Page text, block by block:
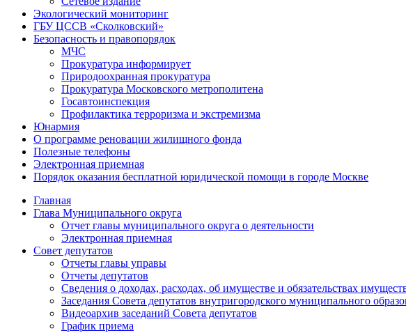
Экологический мониторинг
ГБУ ЦССВ «Сколковский»
Безопасность и правопорядок
МЧС
Прокуратура информирует
Природоохранная прокуратура
Прокуратура Московского метрополитена
Госавтоинспекция
Профилактика терроризма и экстремизма
Юнармия
О программе реновации жилищного фонда
Полезные телефоны
Электронная приемная
Порядок оказания бесплатной юридической помощи в городе Москве
Главная
Глава Муниципального округа
Отчет главы муниципального округа о деятельности
Электронная приемная
Совет депутатов
Отчеты главы управы
Отчеты депутатов
Сведения о доходах, расходах, об имуществе и обязательствах
Заседания Совета депутатов внутригородского муниципального
Видеоархив заседаний Совета депутатов
График приема